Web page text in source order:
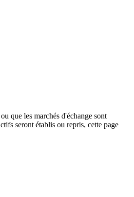
que les marchés d'échange sont
seront établis ou repris, cette page